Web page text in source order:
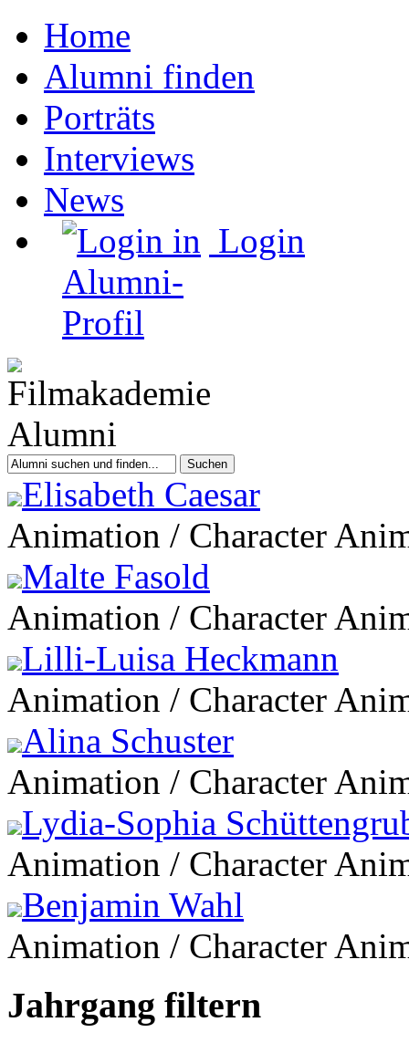
Home
Alumni finden
Porträts
Interviews
News
Login
Elisabeth Caesar
Animation / Character
Malte Fasold
Animation / Character
Lilli-Luisa Heckmann
Animation / Character
Alina Schuster
Animation / Character
Lydia-Sophia
Animation / Character
Benjamin Wahl
Animation / Character
Jahrgang filtern